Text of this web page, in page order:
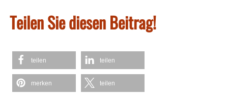
Teilen Sie diesen Beitrag!
teilen teilen
merken teilen